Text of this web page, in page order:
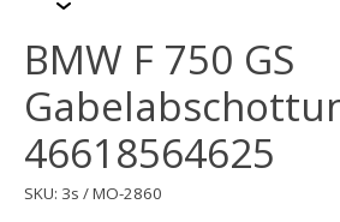
BMW F 750 GS
46618564625
SKU: 3s / MO-2860